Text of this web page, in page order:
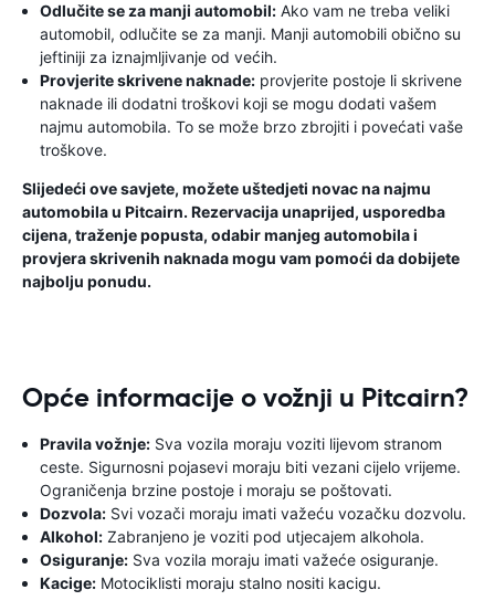
Odlučite se za manji automobil: Ako vam ne treba veliki
automobil, odlučite se za manji. Manji automobili obično su
jeftiniji za iznajmljivanje od većih.
Provjerite skrivene naknade: provjerite postoje li skrivene
naknade ili dodatni troškovi koji se mogu dodati vašem
najmu automobila. To se može brzo zbrojiti i povećati vaše
troškove.
Slijedeći ove savjete, možete uštedjeti novac na najmu
automobila u Pitcairn. Rezervacija unaprijed, usporedba
cijena, traženje popusta, odabir manjeg automobila i
provjera skrivenih naknada mogu vam pomoći da dobijete
najbolju ponudu.
Opće informacije o vožnji u Pitcairn?
Pravila vožnje: Sva vozila moraju voziti lijevom stranom
ceste. Sigurnosni pojasevi moraju biti vezani cijelo vrijeme.
Ograničenja brzine postoje i moraju se poštovati.
Dozvola: Svi vozači moraju imati važeću vozačku dozvolu.
Alkohol: Zabranjeno je voziti pod utjecajem alkohola.
Osiguranje: Sva vozila moraju imati važeće osiguranje.
Kacige: Motociklisti moraju stalno nositi kacigu.